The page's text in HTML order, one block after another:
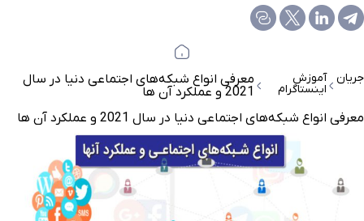
جریان آموزش
اینستاگرام
معرفی انواع شبکه‌های اجتماعی دنیا در سال
2021 و عملکرد آن ها
معرفی انواع شبکه‌های اجتماعی دنیا در سال 2021 و عملکرد آن ها